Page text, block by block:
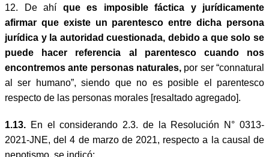
12. De ahí que es imposible fáctica y jurídicamente
afirmar que existe un parentesco entre dicha persona
jurídica y la autoridad cuestionada, debido a que solo se
puede hacer referencia al parentesco cuando nos
encontremos ante personas naturales, por ser “connatural
al ser humano”, siendo que no es posible el parentesco
respecto de las personas morales [resaltado agregado].
1.13. En el considerando 2.3. de la Resolución N° 0313-
2021-JNE, del 4 de marzo de 2021, respecto a la causal de
nepotismo, se indicó: